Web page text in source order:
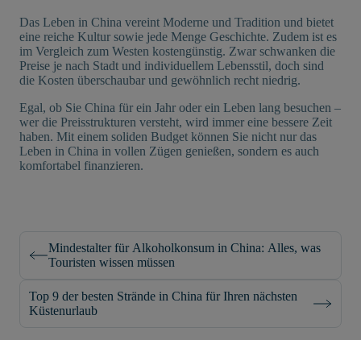
Das Leben in China vereint Moderne und Tradition und bietet
eine reiche Kultur sowie jede Menge Geschichte. Zudem ist es
im Vergleich zum Westen kostengünstig. Zwar schwanken die
Preise je nach Stadt und individuellem Lebensstil, doch sind
die Kosten überschaubar und gewöhnlich recht niedrig.
Egal, ob Sie China für ein Jahr oder ein Leben lang besuchen –
wer die Preisstrukturen versteht, wird immer eine bessere Zeit
haben. Mit einem soliden Budget können Sie nicht nur das
Leben in China in vollen Zügen genießen, sondern es auch
komfortabel finanzieren.
Mindestalter für Alkoholkonsum in China: Alles, was
Touristen wissen müssen
Top 9 der besten Strände in China für Ihren nächsten
Küstenurlaub